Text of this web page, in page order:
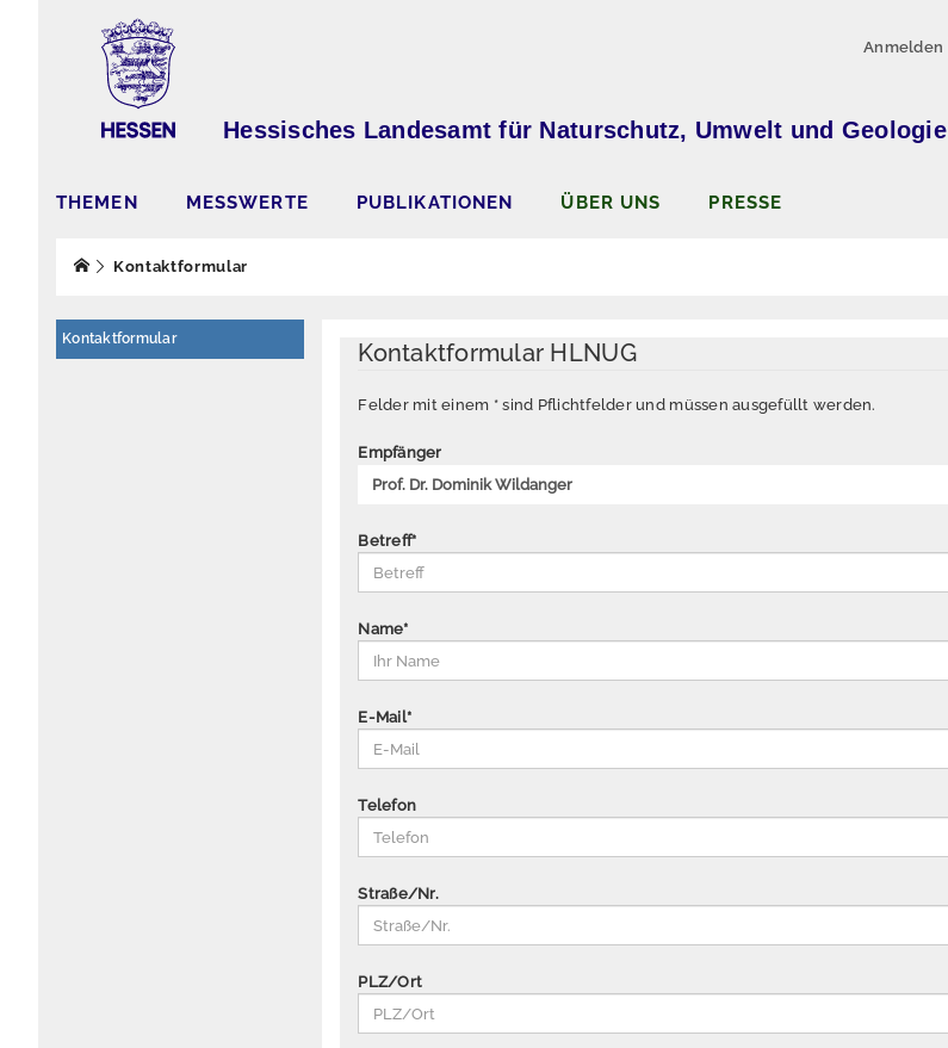
Anmelden
Hessisches Landesamt für Naturschutz, Umwelt und Geologie
THEMEN MESSWERTE PUBLIKATIONEN ÜBER UNS PRESSE
Kontaktformular
Kontaktformular
Kontaktformular HLNUG
Felder mit einem * sind Pflichtfelder und müssen ausgefüllt werden.
Empfänger
Betreff*
Name*
E-Mail*
Telefon
Straße/Nr.
PLZ/Ort